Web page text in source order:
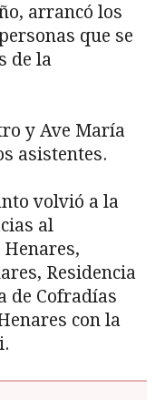
arrancó los
que se
de la
y Ave María
asistentes.
volvió a la
al
Residencia
de Cofradías
con la